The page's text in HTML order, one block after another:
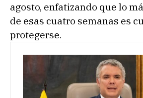
agosto, enfatizando que lo
de esas cuatro semanas es
protegerse.